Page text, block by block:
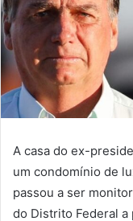
A casa do ex-
um condomínio de
passou a ser
do Distrito Federal